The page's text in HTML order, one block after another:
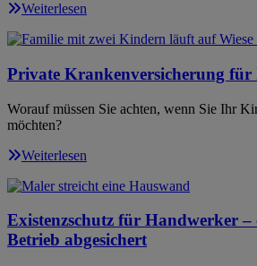
Weiterlesen
Private Krankenversicherung
Worauf müssen Sie achten, wenn Sie Ihr
möchten?
Weiterlesen
Existenzschutz für Handwerker –
Betrieb abgesichert